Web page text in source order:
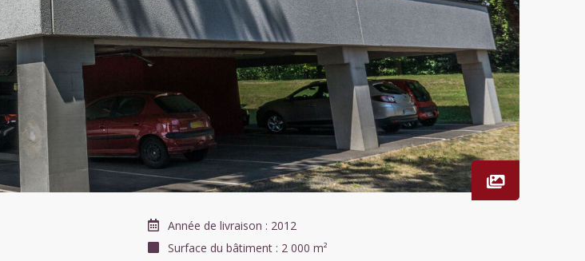
Année de livraison : 2012
Surface du bâtiment : 2 000 m²